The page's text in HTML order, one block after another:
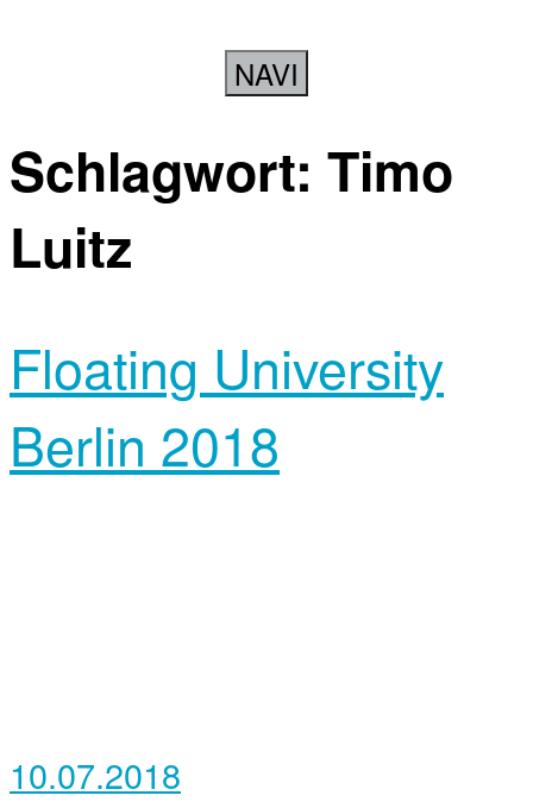
NAVI
Schlagwort: Timo
Luitz
Floating University
Berlin 2018
10.07.2018